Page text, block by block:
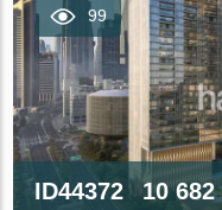
99
ID44372 10 682